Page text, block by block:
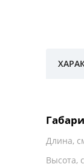
Длина,
Высота,